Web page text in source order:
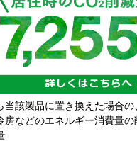
当該製品に置き換えた場合
房などのエネルギー消費量